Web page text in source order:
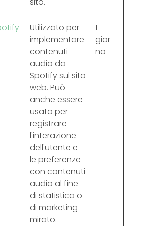
sito.
Utilizzato per
implementare
contenuti
audio da
Spotify sul sito
web. Può
anche essere
usato per
registrare
l'interazione
dell'utente e
le preferenze
con contenuti
audio al fine
di statistica o
di marketing
mirato.
1
gior
no